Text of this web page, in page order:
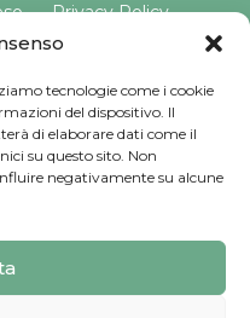
tecnologie come i cookie
del dispositivo. Il
di elaborare dati come il
su questo sito. Non
negativamente su alcune
Privacy Policy
Italia beAPPI srl |
A, 00123 Roma (RM) |
| Email PEC:
| Codice Univoco: